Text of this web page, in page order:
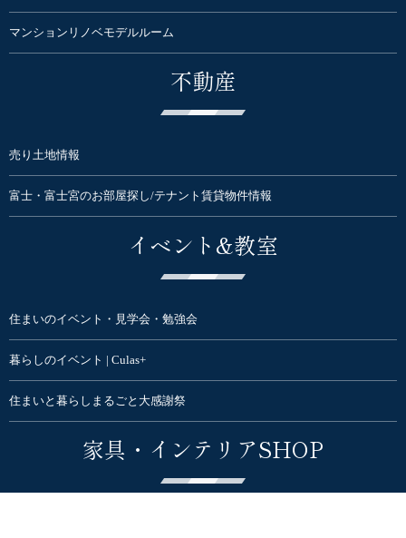
マンションリノベモデルルーム
不動産
売り土地情報
富士・富士宮のお部屋探し/テナント賃貸物件情報
イベント&教室
住まいのイベント・見学会・勉強会
暮らしのイベント | Culas+
住まいと暮らしまるごと大感謝祭
家具・インテリアSHOP